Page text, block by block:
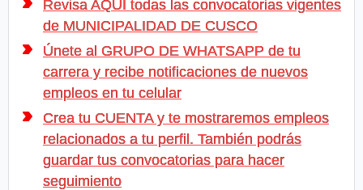
Revisa AQUI todas las convocatorias vigentes
de MUNICIPALIDAD DE CUSCO
Únete al GRUPO DE WHATSAPP de tu
carrera y recibe notificaciones de nuevos
empleos en tu celular
Crea tu CUENTA y te mostraremos empleos
relacionados a tu perfil. También podrás
guardar tus convocatorias para hacer
seguimiento